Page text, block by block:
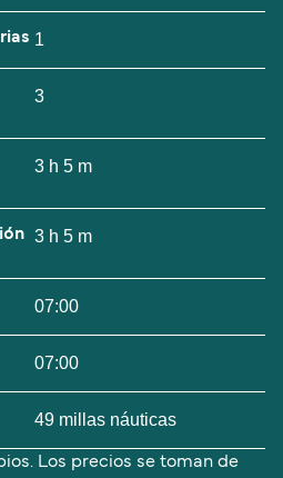
1
3
3 h 5 m
3 h 5 m
07:00
07:00
49 millas náuticas
Los precios se toman de